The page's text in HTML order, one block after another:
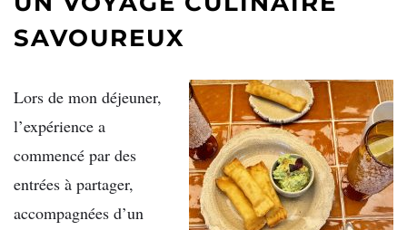
SAVOUREUX
Lors de mon déjeuner,
l’expérience a
commencé par des
entrées à partager,
accompagnées d’un